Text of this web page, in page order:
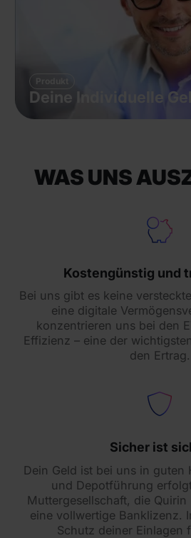
Deine Individuelle
WAS UNS
Kostengünstig und
Bei uns gibt es keine
eine digitale
konzentrieren uns bei den
Effizienz – eine der
den Ertrag.
Sicher ist
Dein Geld ist bei uns in guten
und Depotführung
Muttergesellschaft, die Quirin
eine vollwertige Banklizenz.
Schutz deiner Einlagen